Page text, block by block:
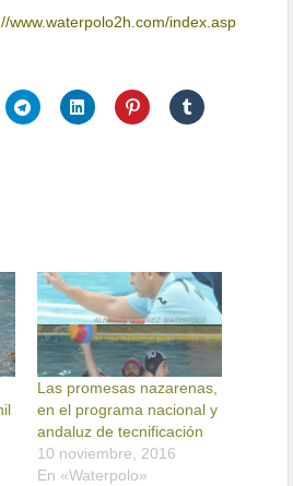
www.waterpolo2h.com/index.asp
Las promesas nazarenas,
en el programa nacional y
andaluz de tecnificación
10 noviembre, 2016
En «Waterpolo»